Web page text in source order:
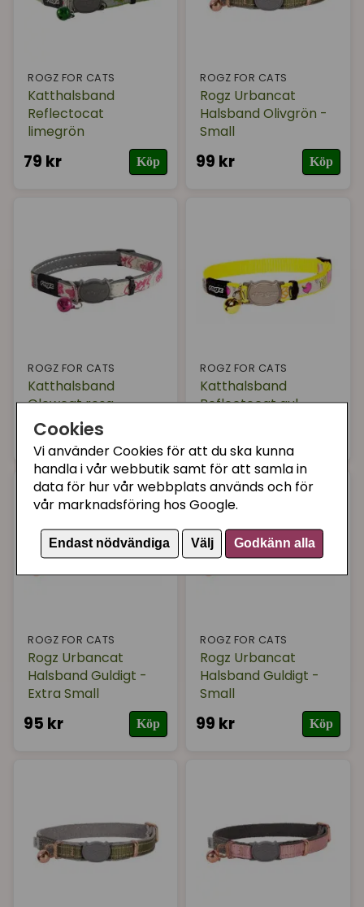
Cookies
Vi använder Cookies för att du ska kunna
handla i vår webbutik samt för att samla in
data för hur vår webbplats används och för
vår marknadsföring hos Google.
Endast nödvändiga Välj Godkänn alla
ROGZ FOR CATS
Katthalsband
Reflectocat
limegrön
79 kr Köp
ROGZ FOR CATS
Rogz Urbancat
Halsband Olivgrön -
Small
99 kr Köp
ROGZ FOR CATS
Katthalsband
Glowcat rosa
89 kr
ROGZ FOR CATS
Katthalsband
Reflectocat gul
ROGZ FOR CATS
Rogz Urbancat
Halsband Guldigt -
Extra Small
95 kr Köp
ROGZ FOR CATS
Rogz Urbancat
Halsband Guldigt -
Small
99 kr Köp